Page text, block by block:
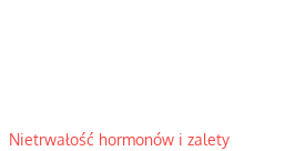
Nietrwałość hormonów i zalety